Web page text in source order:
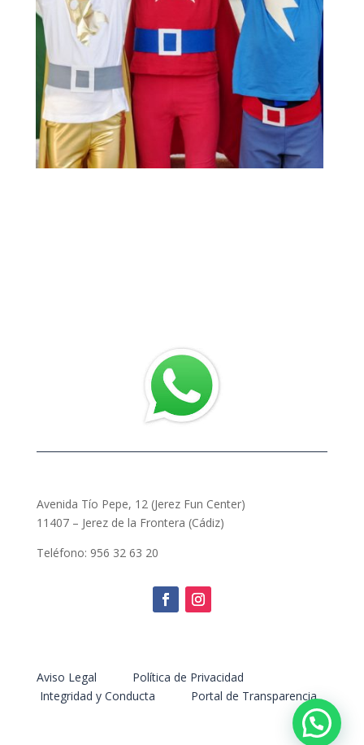
Avenida Tío Pepe, 12 (Jerez Fun Center)
11407 – Jerez de la Frontera (Cádiz)
Teléfono: 956 32 63 20
Aviso Legal
Política de Privacidad
Integridad y Conducta
Portal de Transparencia